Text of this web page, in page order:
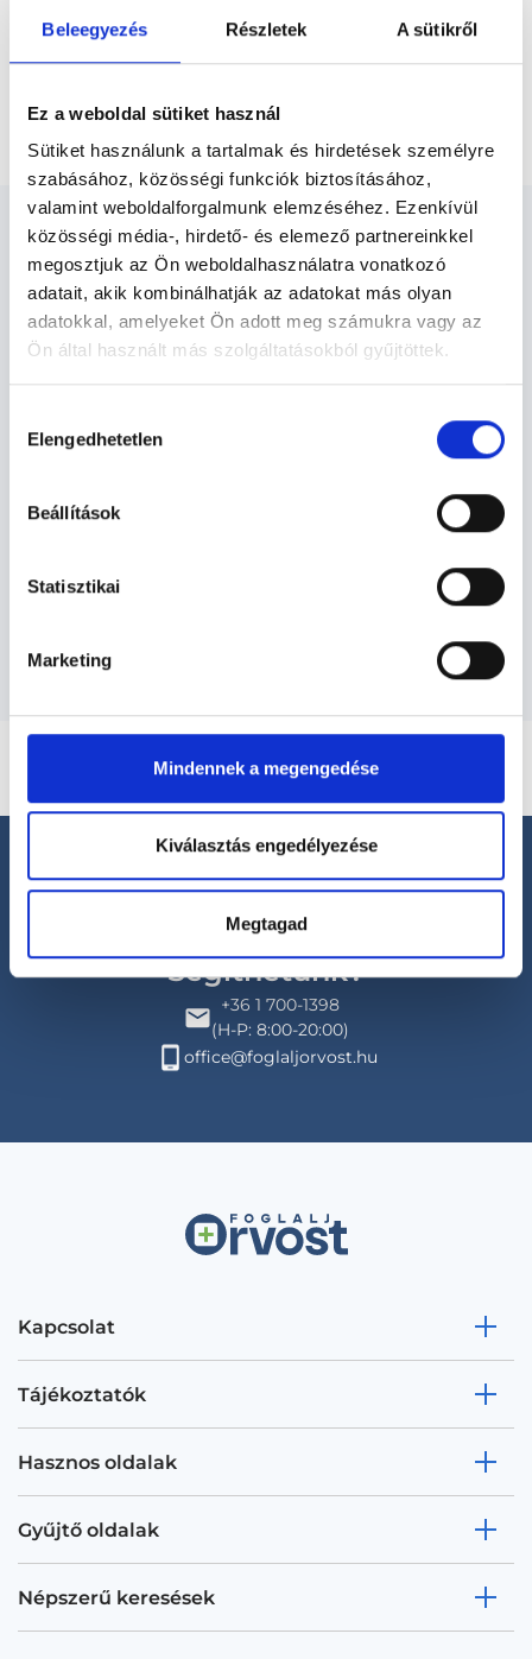
Beleegyezés Részletek A sütikről
Ez a weboldal sütiket használ
Sütiket használunk a tartalmak és hirdetések személyre
szabásához, közösségi funkciók biztosításához,
valamint weboldalforgalmunk elemzéséhez. Ezenkívül
közösségi média-, hirdető- és elemező partnereinkkel
megosztjuk az Ön weboldalhasználatra vonatkozó
adatait, akik kombinálhatják az adatokat más olyan
adatokkal, amelyeket Ön adott meg számukra vagy az
Ön által használt más szolgáltatásokból gyűjtöttek.
szabályzat:https://foglaljorvost.hu/info/foglaljorvost-
kiválasztása
Elengedhetetlen
Beállítások
Statisztikai
Marketing
Mindennek a megengedése
Kiválasztás engedélyezése
Megtagad
Főoldal Pszichológus
Pszichológus Budapest, XII. kerület
90 perces konzultáció
Pszichológus Budapest, XII.
kerület - Pszichológia
Pszichológia TERÜLETHEZ KAPCSOLÓDÓ
Segíthetünk?
+36 1 700-1398
(H-P: 8:00-20:00)
office@foglaljorvost.hu
Kapcsolat
Tájékoztatók
Hasznos oldalak
Gyűjtő oldalak
Népszerű keresések